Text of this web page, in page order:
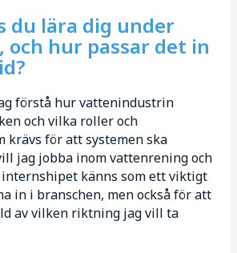
du lära dig under
och hur passar det in
förstå hur vattenindustrin
och vilka roller och
krävs för att systemen ska
jag jobba inom vattenrening och
känns som ett viktigt
in i branschen, men också för att
av vilken riktning jag vill ta